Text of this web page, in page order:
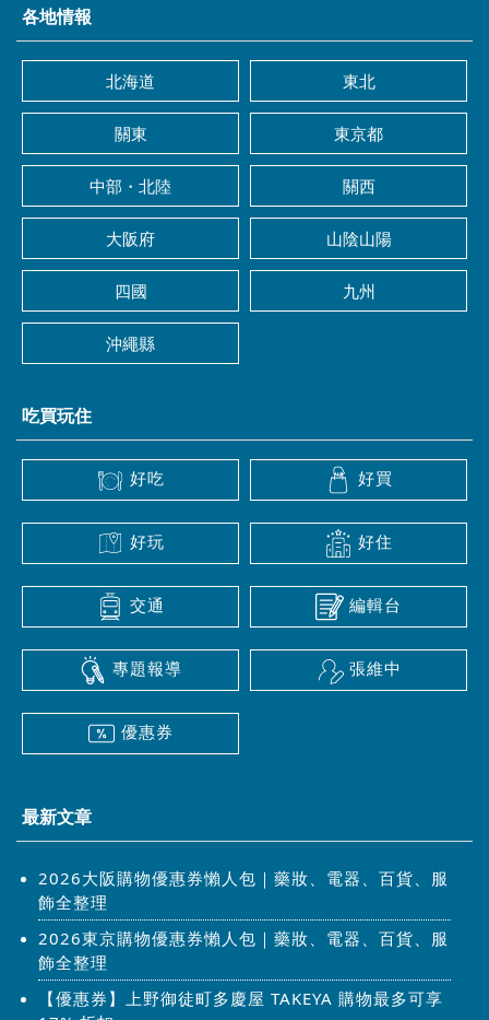
各地情報
北海道 東北
關東 東京都
中部・北陸 關西
大阪府 山陰山陽
四國 九州
沖繩縣
吃買玩住
好吃 好買
好玩 好住
交通 編輯台
專題報導 張維中
優惠券
最新文章
2026大阪購物優惠券懶人包｜藥妝、電器、百貨、服
飾全整理
2026東京購物優惠券懶人包｜藥妝、電器、百貨、服
飾全整理
【優惠券】上野御徒町多慶屋 TAKEYA 購物最多可享